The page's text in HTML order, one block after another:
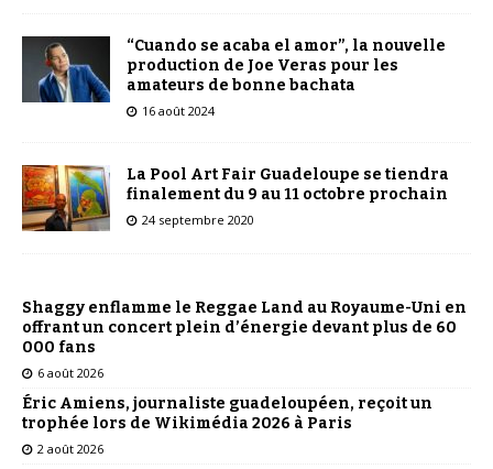
“Cuando se acaba el amor”, la nouvelle
production de Joe Veras pour les
amateurs de bonne bachata
16 août 2024
La Pool Art Fair Guadeloupe se tiendra
finalement du 9 au 11 octobre prochain
24 septembre 2020
Shaggy enflamme le Reggae Land au Royaume-Uni en
offrant un concert plein d’énergie devant plus de 60
000 fans
6 août 2026
Éric Amiens, journaliste guadeloupéen, reçoit un
trophée lors de Wikimédia 2026 à Paris
2 août 2026